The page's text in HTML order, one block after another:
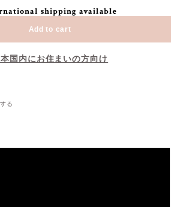
shipping available
Add to cart
本国内にお住まいの方向け
る